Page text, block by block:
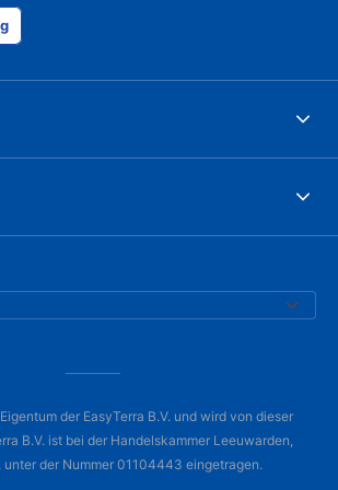
der EasyTerra B.V. und wird von dieser
B.V. ist bei der Handelskammer Leeuwarden,
unter der Nummer 01104443 eingetragen.